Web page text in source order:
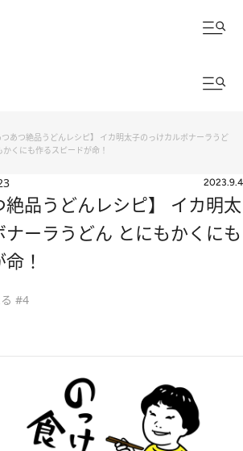
つあつ絶品うどんレシピ】 イカ明太子のっけカルボナーラうど
かくにも作るスピードが命！
2023.9.4
絶品うどんレシピ】 イカ明太
ーラうどん とにもかくにも
！
る #4